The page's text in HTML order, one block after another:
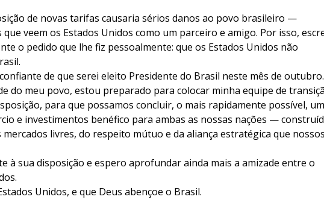
de novas tarifas causaria sérios danos ao povo brasileiro —
veem os Estados Unidos como um parceiro e amigo. Por isso,
o pedido que lhe fiz pessoalmente: que os Estados Unidos não
de que serei eleito Presidente do Brasil neste mês de outubro.
do meu povo, estou preparado para colocar minha equipe de
para que possamos concluir, o mais rapidamente possível, um
e investimentos benéfico para ambas as nossas nações —
livres, do respeito mútuo e da aliança estratégica que nossos
à sua disposição e espero aprofundar ainda mais a amizade entre o
Unidos, e que Deus abençoe o Brasil.